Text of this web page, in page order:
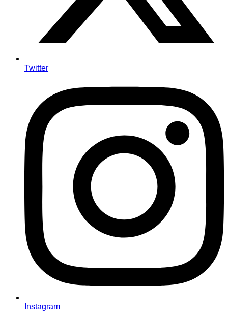
Twitter
Instagram